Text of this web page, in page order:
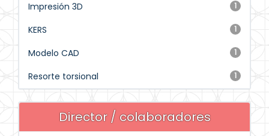
1
Impresión 3D
1
KERS
1
Modelo CAD
1
Resorte torsional
Director / colaboradores